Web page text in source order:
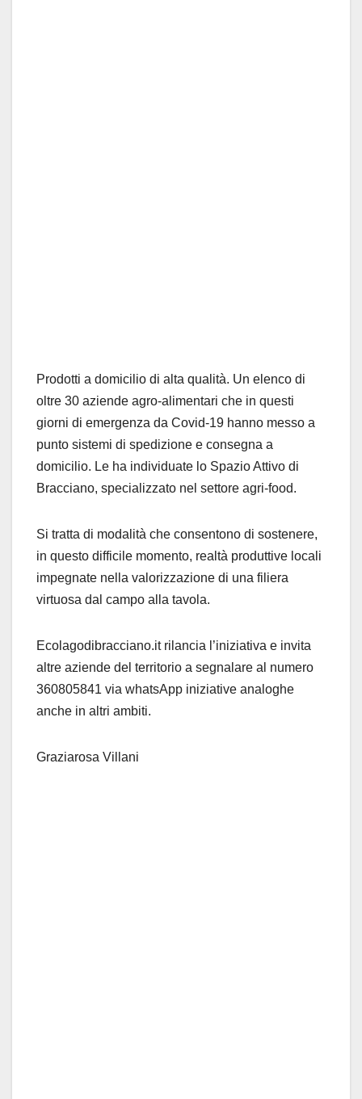
Prodotti a domicilio di alta qualità. Un elenco di
oltre 30 aziende agro-alimentari che in questi
giorni di emergenza da Covid-19 hanno messo a
punto sistemi di spedizione e consegna a
domicilio. Le ha individuate lo Spazio Attivo di
Bracciano, specializzato nel settore agri-food.
Si tratta di modalità che consentono di sostenere,
in questo difficile momento, realtà produttive locali
impegnate nella valorizzazione di una filiera
virtuosa dal campo alla tavola.
Ecolagodibracciano.it rilancia l’iniziativa e invita
altre aziende del territorio a segnalare al numero
360805841 via whatsApp iniziative analoghe
anche in altri ambiti.
Graziarosa Villani